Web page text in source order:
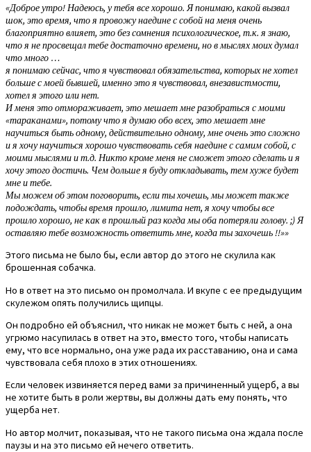
«Доброе утро! Надеюсь, у тебя все хорошо. Я понимаю, какой вызвал
шок, это время, что я провожу наедине с собой на меня очень
благоприятно влияет, это без сомнения психологическое, т.к. я знаю,
что я не просвещал тебе достаточно времени, но в мыслях моих думал
что много …
я понимаю сейчас, что я чувствовал обязательства, которых не хотел
больше с моей бывшей, именно это я чувствовал, внезавистмости,
хотел я этого или нет.
И меня это отмораживает, это мешает мне разобраться с моими
«тараканами», потому что я думаю обо всех, это мешает мне
научиться быть одному, действительно одному, мне очень это сложно
и я хочу научиться хорошо чувствовать себя наедине с самим собой, с
моими мыслями и т.д. Никто кроме меня не сможет этого сделать и я
хочу этого достичь. Чем дольше я буду откладывать, тем хуже будет
мне и тебе.
Мы можем об этом поговорить, если ты хочешь, мы может также
подождать, чтобы время прошло, лимита нет, я хочу чтобы все
прошло хорошо, не как в прошлый раз когда мы оба потеряли голову. ;) Я
оставляю тебе возможность ответить мне, когда ты захочешь !!»»
Этого письма не было бы, если автор до этого не скулила как
брошенная собачка.
Но в ответ на это письмо он промолчала. И вкупе с ее предыдущим
скулежом опять получились щипцы.
Он подробно ей объяснил, что никак не может быть с ней, а она
угрюмо насупилась в ответ на это, вместо того, чтобы написать
ему, что все нормально, она уже рада их расставанию, она и сама
чувствовала себя плохо в этих отношениях.
Если человек извиняется перед вами за причиненный ущерб, а вы
не хотите быть в роли жертвы, вы должны дать ему понять, что
ущерба нет.
Но автор молчит, показывая, что не такого письма она ждала после
паузы и на это письмо ей нечего ответить.